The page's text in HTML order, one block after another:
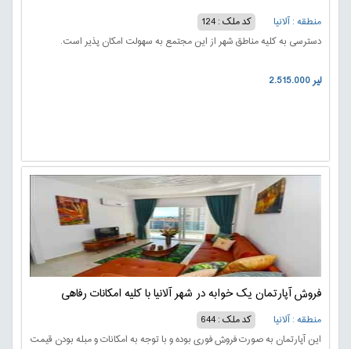
منطقه : آلانیا
کد ملک : 124
دسترسی به کلیه مناطق شهر از این مجتمع به سهولت امکان پذیر است.
2.515.000 لیر
فروش آپارتمان یک خوابه در شهر آلانیا با کلیه امکانات رفاهی
منطقه : آلانیا
کد ملک : 644
این آپارتمان به صورت فروش فوری بوده و با توجه به امکانات و مبله بودن قیمت